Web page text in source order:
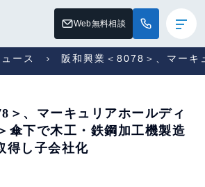
Web無料相談
ース 阪和興業＜8078＞、マーキ
＞、マーキュリアホールディ
傘下で木工・鉄鋼加工機製造
得し子会社化